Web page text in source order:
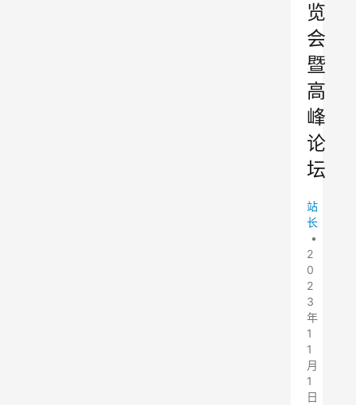
览
会
暨
高
峰
论
坛
站
长
•
2
0
2
3
年
1
1
月
1
日